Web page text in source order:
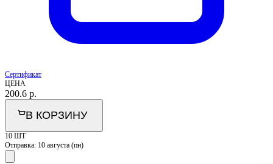
Сертификат
ЦЕНА
200.6 р.
В КОРЗИНУ
10 ШТ
Отправка: 10 августа (пн)